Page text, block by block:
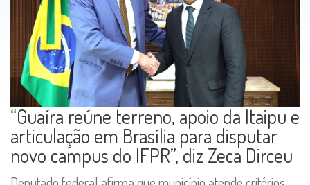
“Guaíra reúne terreno, apoio da Itaipu e
articulação em Brasília para disputar
novo campus do IFPR”, diz Zeca Dirceu